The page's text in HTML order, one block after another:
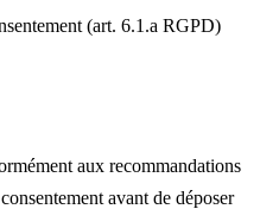
(art. 6.1.a RGPD)
aux recommandations
avant de déposer